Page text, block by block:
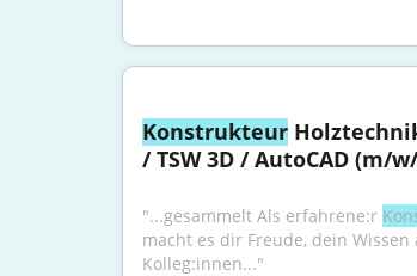
Konstrukteur
/ TSW 3D / AutoCAD (m/
"...gesammelt Als erfahrene:r
macht es dir Freude, dein Wissen
Kolleg:innen..."